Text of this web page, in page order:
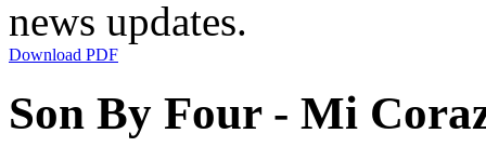
news updates.
Download PDF
Son By Four - Mi